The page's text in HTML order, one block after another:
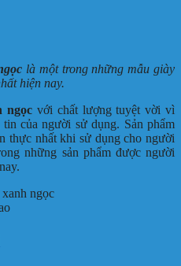
là một trong những mẫu giày
hiện nay.
ngọc với chất lượng tuyệt vời vì
của người sử dụng. Sản phẩm
thực nhất khi sử dụng cho người
những sản phẩm được người